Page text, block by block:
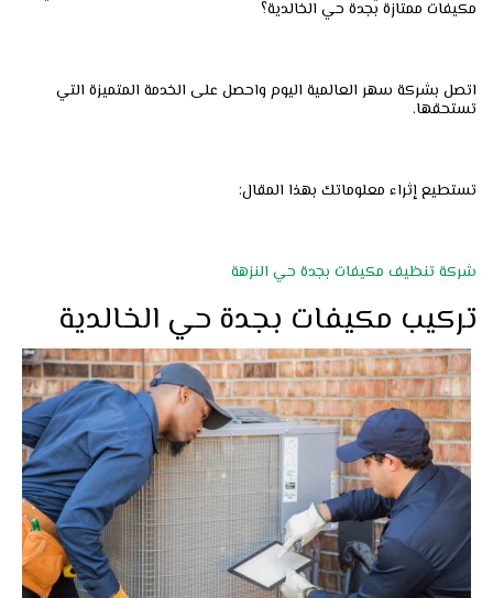
مكيفات ممتازة بجدة حي الخالدية؟
اتصل بشركة سهر العالمية اليوم واحصل على الخدمة المتميزة التي
تستحقها.
تستطيع إثراء معلوماتك بهذا المقال:
شركة تنظيف مكيفات بجدة حي النزهة
تركيب مكيفات بجدة حي الخالدية